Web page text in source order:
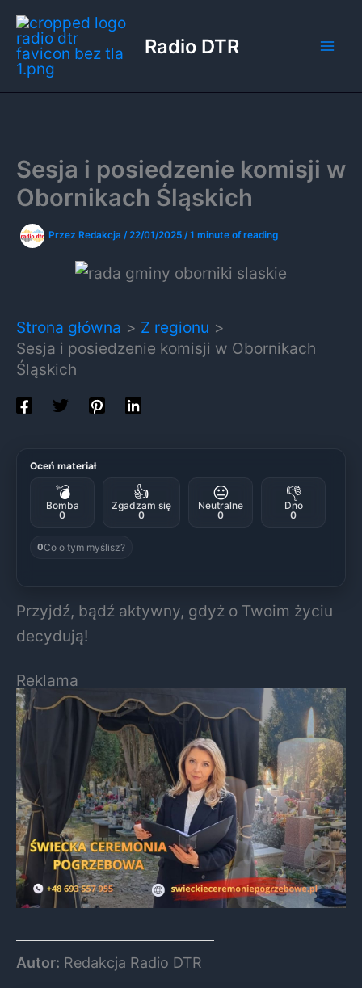
Przejdź
do
treści
Radio DTR
Sesja i posiedzenie komisji w
Obornikach Śląskich
Przez Redakcja /22/01/2025 /1 minute of reading
Strona główna
Z regionu
Sesja i posiedzenie komisji w Obornikach
Śląskich
Oceń materiał
💣
Bomba
0
👍
Zgadzam się
0
😐
Neutralne
0
👎
Dno
0
0Co o tym myślisz?
Przyjdź, bądź aktywny, gdyż o Twoim życiu
decydują!
Reklama
Autor: Redakcja Radio DTR